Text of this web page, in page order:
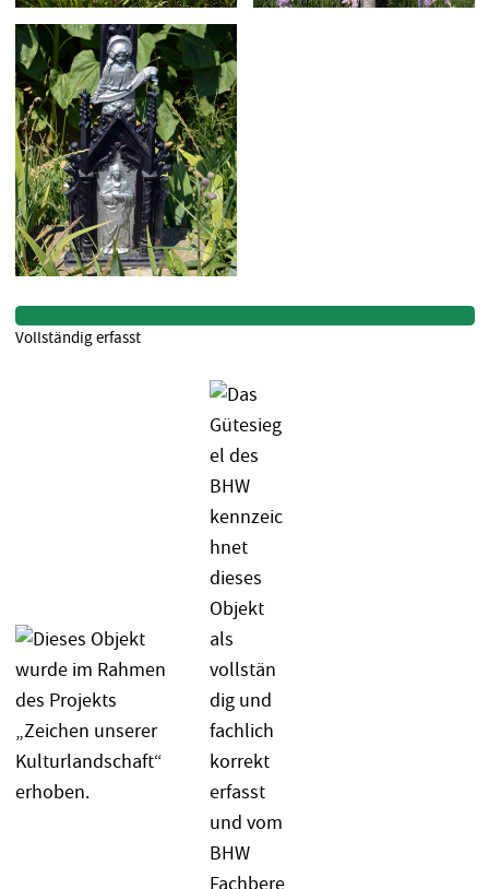
Vollständig erfasst